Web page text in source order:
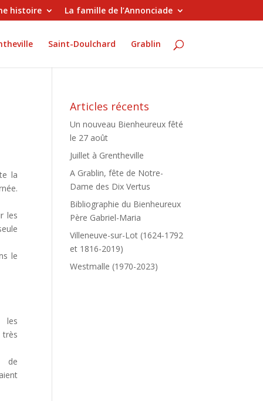
histoire La famille de l’Annonciade
Saint-Doulchard Grablin
la
les
le
les
très
de
Articles récents
Un nouveau Bienheureux fêté
le 27 août
Juillet à Grentheville
A Grablin, fête de Notre-
Dame des Dix Vertus
Bibliographie du Bienheureux
Père Gabriel-Maria
Villeneuve-sur-Lot (1624-1792
et 1816-2019)
Westmalle (1970-2023)